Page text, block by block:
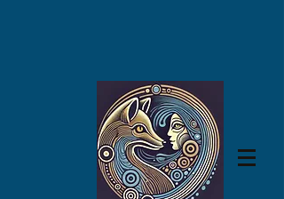
Iniciar sesión